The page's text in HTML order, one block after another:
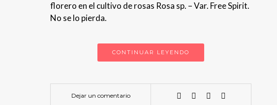
florero en el cultivo de rosas Rosa sp. – Var. Free Spirit.
No se lo pierda.
CONTINUAR LEYENDO
Dejar un comentario